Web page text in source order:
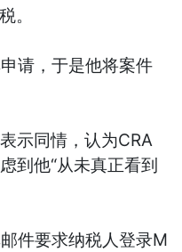
。
请，于是他将案件
示同情，认为CRA
到他“从未真正看到
件要求纳税人登录M